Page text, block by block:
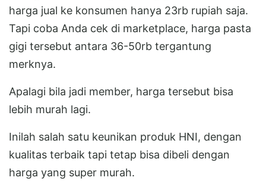
harga jual ke konsumen hanya 23rb rupiah saja.
Tapi coba Anda cek di marketplace, harga pasta
gigi tersebut antara 36-50rb tergantung
merknya.
Apalagi bila jadi member, harga tersebut bisa
lebih murah lagi.
Inilah salah satu keunikan produk HNI, dengan
kualitas terbaik tapi tetap bisa dibeli dengan
harga yang super murah.